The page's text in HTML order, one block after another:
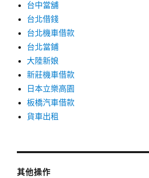
台中當舖
台北借錢
台北機車借款
台北當鋪
大陸新娘
新莊機車借款
日本立樂高園
板橋汽車借款
貨車出租
其他操作